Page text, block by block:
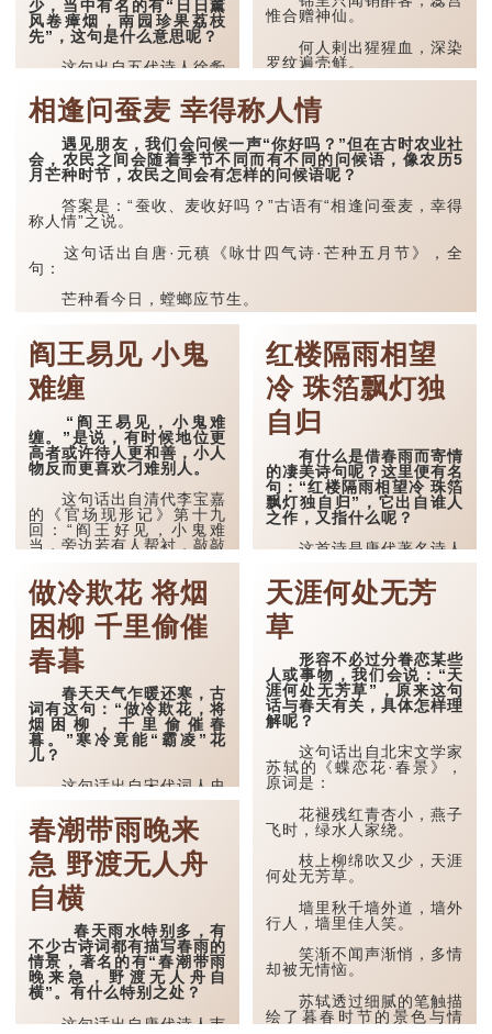
“红颗珍珠”喻荔枝，既
写其圆润晶莹的形态，更强
调其珍贵。“诚可爱”三字直
白热烈，一反文人咏物含蓄
态可掬。
...
少，当中有名的有“日日薰
风卷瘴烟，南园珍果荔枝
先”，这句是什么意思呢？
这句出自五代诗人徐夤
枝》的首两句， 全诗如
下：
日日薰风卷瘴烟，南园
珍果荔枝先。
盛来蚌腹圆。
惟合赠神仙。
罗纹遍壳鲜。
南风，“瘴烟”暗喻岭南湿热
蒸腾的天气雾气，很容易引
致疫病，...
惟合赠神仙。
何人剌出猩猩血，深染
罗纹遍壳鲜。
“薰风”指夏季和暖的东
南风，“瘴烟”暗喻岭南湿热
蒸腾的天气雾气，很容易引
致疫病，...
相逢问蚕麦 幸得称人情
遇见朋友，我们会问候一声“你好吗？”但在古时农业社
会，农民之间会随着季节不同而有不同的问候语，像农历5
月芒种时节，农民之间会有怎样的问候语呢？
答案是：“蚕收、麦收好吗？”古语有“相逢问蚕麦，幸得
称人情”之说。
这句话出自唐·元稹《咏廿四气诗·芒种五月节》，全
句：
芒种看今日，螳螂应节生。
彤云高下影，鴳鸟往来声。
渌沼莲花放，炎风暑雨情。
相逢问蚕麦，幸得称人情。
前六句描绘芒种时节自然界及生物的现象，有螳螂孵
化、云影变幻...
阎王易见 小鬼
难缠
“阎王易见，小鬼难
缠。”是说，有时候地位更
高者或许待人更和善，小人
物反而更喜欢刁难别人。
这句话出自清代李宝嘉
的《官场现形记》第十九
回：“阎王好见，小鬼难
当，旁边若有人帮衬，敲敲
边鼓，用一个钱，可得两钱
之益。”
这个说法套用在现实
中，“阎王”就是用来指代大
人物或负责人，“小鬼”则表
示下面的手下或小角色。有
时直接与大人物对话，或许
更好沟通，办事效率也高；
反倒是无名小卒更喜欢刁难
人，往...
红楼隔雨相望
冷 珠箔飘灯独
自归
有什么是借春雨而寄情
的凄美诗句呢？这里便有名
句：“红楼隔雨相望冷 珠箔
飘灯独自归”，它出自谁人
之作，又指什么呢？
这首诗是唐代著名诗人
李商隐《春雨》，全诗如
下：
怅卧新春白袷衣，白门
寥落意多违。
红楼隔雨相望冷，珠箔
飘灯独自归。
远路应悲春晼晚，残宵
犹得梦依稀。
玉珰缄札何由达，万里
云罗一雁飞。
助春雨的迷濛，烘托出别离
的寥落与思念的真挚。当
中“红楼隔雨相望冷 珠箔飘
灯独自归”...
做冷欺花 将烟
困柳 千里偷催
春暮
春天天气乍暖还寒，古
词有这句：“做冷欺花，将
烟困柳，千里偷催春
暮。”寒冷竟能“霸凌”花
儿？
这句话出自宋代词人史
达祖的《绮罗香 · 咏春
雨》。首五句仔细描写春
天：“做冷欺花，将烟困
柳，千里偷催春暮。尽日冥
迷，愁里欲飞还住。”
做冷欺花：春雨挟着冷
气，仿佛故意“霸凌”早开的
花朵，使它们受到寒意的侵
扰。这里透过“做冷”和“欺
花”赋予春雨一种冷峻、无
情的特质。
将烟困柳：春雨带来的
雾气弥...
春潮带雨晚来
急 野渡无人舟
自横
春天雨水特别多，有
不少古诗词都有描写春雨的
情景，著名的有“春潮带雨
晚来急，野渡无人舟自
横”。有什么特别之处？
这句话出自唐代诗人韦
天涯何处无芳
草
形容不必过分眷恋某些
人或事物，我们会说：“天
涯何处无芳草”，原来这句
话与春天有关，具体怎样理
解呢？
这句话出自北宋文学家
苏轼的《蝶恋花·春景》，
原词是：
花褪残红青杏小，燕子
飞时，绿水人家绕。
枝上柳绵吹又少，天涯
何处无芳草。
墙里秋千墙外道，墙外
行人，墙里佳人笑。
笑渐不闻声渐悄，多情
却被无情恼。
苏轼透过细腻的笔触描
绘了暮春时节的景色与情